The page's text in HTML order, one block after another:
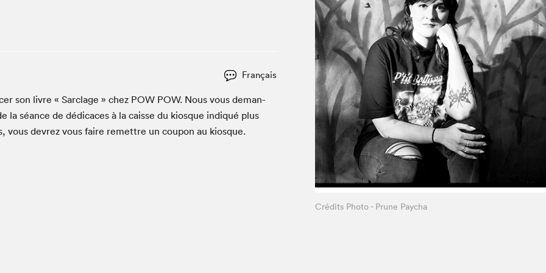
Le Salon dans ta classe
Liseur Public
Matinées scolaires Hydro-Québec
À propos du Salon
Liste des exposant·e·s
Liste des auteur·rice·s
Français
son livre « Sar­clage » chez POW POW. Nous vous deman­
la séance de dédi­caces à la caisse du kiosque indiqué plus
vous devrez vous faire remet­tre un coupon au kiosque.
Crédits Photo - Prune Paycha